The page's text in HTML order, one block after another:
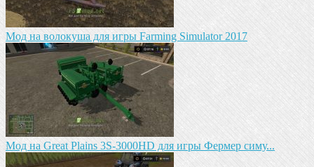
Мод на волокуша для игры Farming Simulator 2017
Мод на Great Plains 3S-3000HD для игры Фермер симу...